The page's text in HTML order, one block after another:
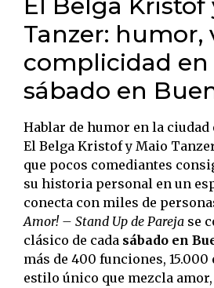
El Belga Kristof
Tanzer: humor,
complicidad en
sábado en
Hablar de humor en la ciudad
El Belga Kristof y Maio
que pocos comediantes
su historia personal en un
conecta con miles de
Amor! – Stand Up de Pareja se
clásico de cada sábado en
más de 400 funciones,
estilo único que mezcla